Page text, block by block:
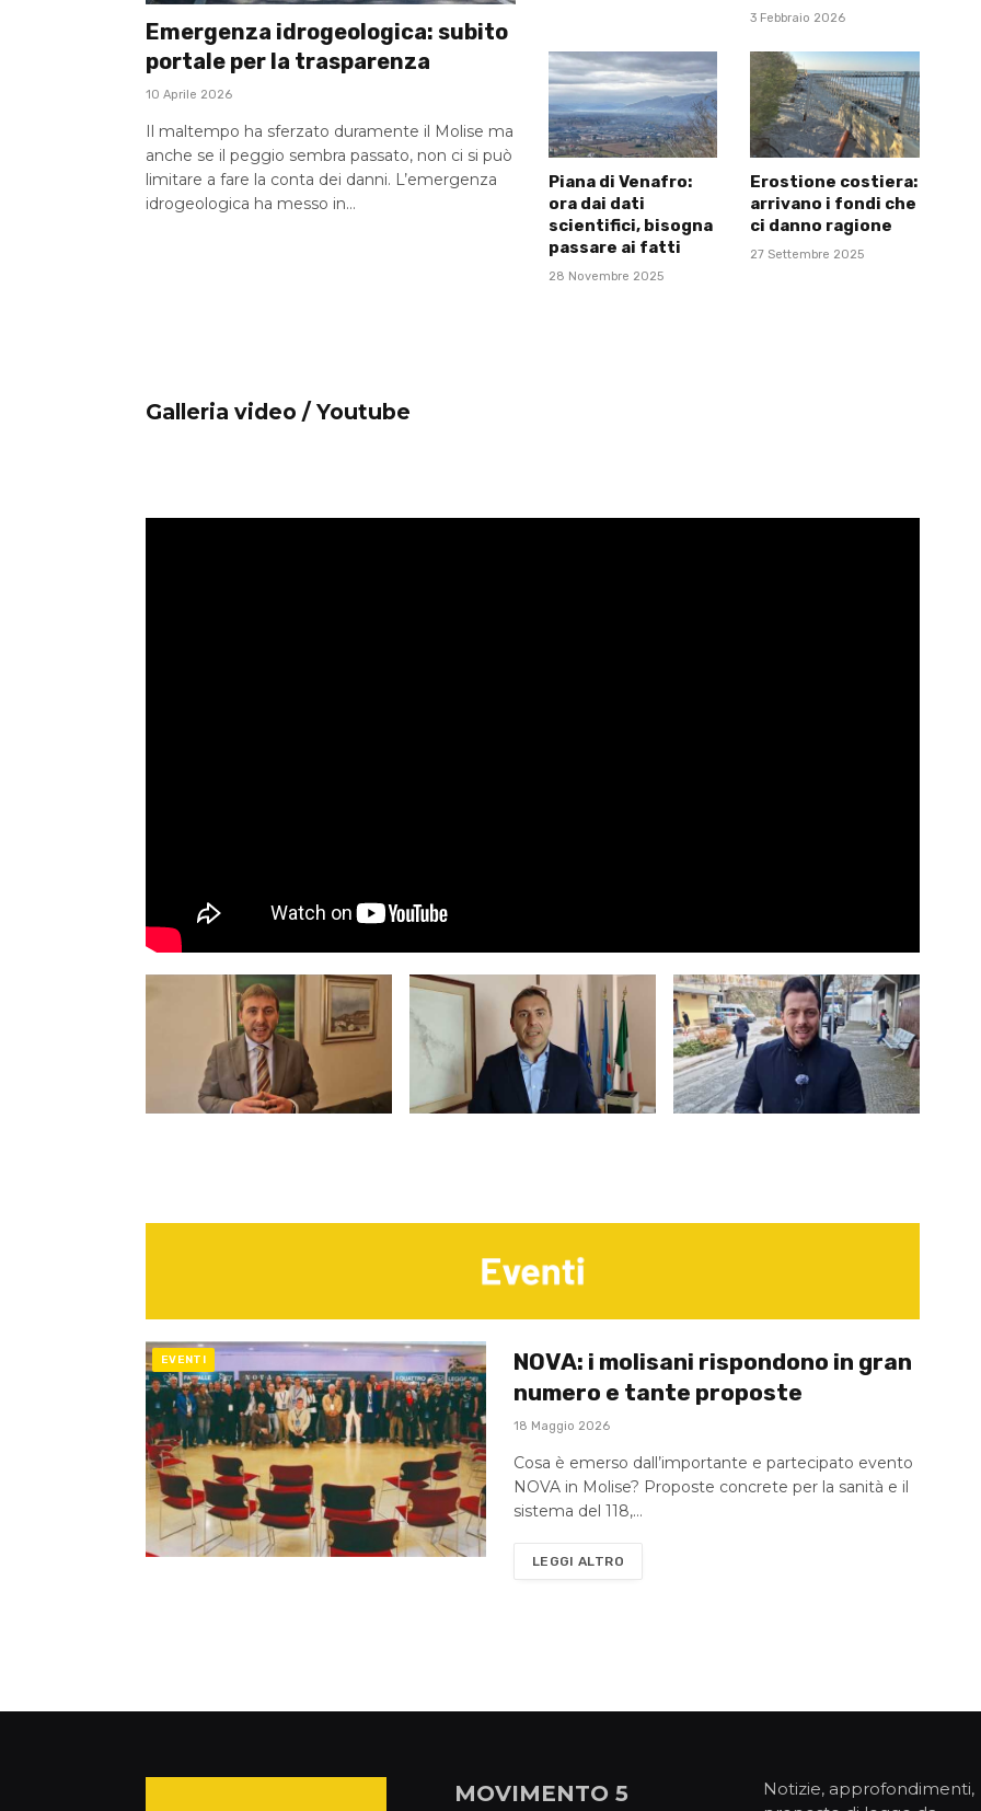
Emergenza idrogeologica: subito
portale per la trasparenza
10 Aprile 2026
Il maltempo ha sferzato duramente il Molise ma
anche se il peggio sembra passato, non ci si può
limitare a fare la conta dei danni. L’emergenza
idrogeologica ha messo in…
3 Febbraio 2026
Piana di Venafro:
ora dai dati
scientifici, bisogna
passare ai fatti
28 Novembre 2025
Erostione costiera:
arrivano i fondi che
ci danno ragione
27 Settembre 2025
Galleria video / Youtube
EVENTI
NOVA: i molisani rispondono in gran
numero e tante proposte
18 Maggio 2026
Cosa è emerso dall’importante e partecipato evento
NOVA in Molise? Proposte concrete per la sanità e il
sistema del 118,…
LEGGI ALTRO
MOVIMENTO 5
Notizie, approfondimenti,